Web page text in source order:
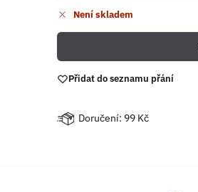
Není skladem
Přidat do seznamu přání
Doručení: 99 Kč